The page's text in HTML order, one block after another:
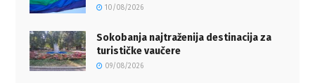
10/08/2026
Sokobanja najtraženija destinacija za
turističke vaučere
09/08/2026